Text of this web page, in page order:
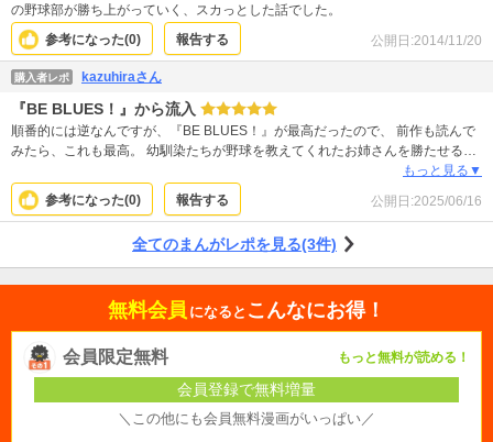
の野球部が勝ち上がっていく、スカっとした話でした。
参考になった(0) 報告する 公開日:2014/11/20
購入者レポ kazuhiraさん
『BE BLUES！』から流入
順番的には逆なんですが、『BE BLUES！』が最高だったので、 前作も読んで
みたら、これも最高。 幼馴染たちが野球を教えてくれたお姉さんを勝たせるた
め彼女が監督を務める同じ高校を目指し、圧倒的な個性で快進撃を続けていき
ます。 テンポも良く、痺れる展開が続きます。
もっと見る▼
参考になった(0) 報告する 公開日:2025/06/16
全てのまんがレポを見る(3件)
無料会員 になると こんなにお得！
会員限定無料 もっと無料が読める！
会員登録で無料増量
＼この他にも会員無料漫画がいっぱい／